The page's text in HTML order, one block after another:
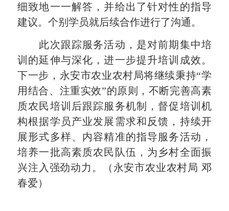
细致地一一解答，并给出了针对性的指导
建议。个别学员就后续合作进行了沟通。
此次跟踪服务活动，是对前期集中培
训的延伸与深化，进一步提升培训成效。
下一步，永安市农业农村局将继续秉持“学
用结合、注重实效”的原则，不断完善高素
质农民培训后跟踪服务机制，督促培训机
构根据学员产业发展需求和反馈，持续开
展形式多样、内容精准的指导服务活动，
培养一批高素质农民队伍，为乡村全面振
兴注入强劲动力。（永安市农业农村局 邓
春爱）